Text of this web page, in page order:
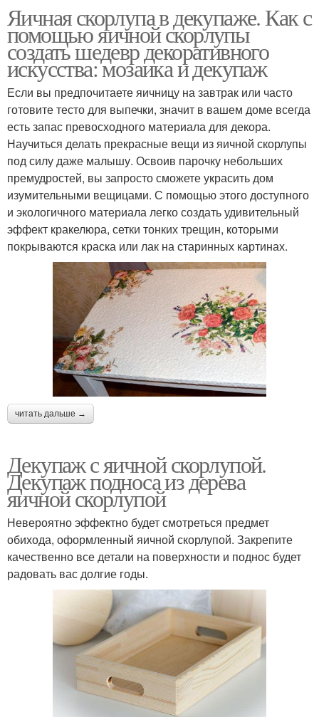
Яичная скорлупа в декупаже. Как с
помощью яичной скорлупы
создать шедевр декоративного
искусства: мозаика и декупаж
Если вы предпочитаете яичницу на завтрак или часто
готовите тесто для выпечки, значит в вашем доме всегда
есть запас превосходного материала для декора.
Научиться делать прекрасные вещи из яичной скорлупы
под силу даже малышу. Освоив парочку небольших
премудростей, вы запросто сможете украсить дом
изумительными вещицами. С помощью этого доступного
и экологичного материала легко создать удивительный
эффект кракелюра, сетки тонких трещин, которыми
покрываются краска или лак на старинных картинах.
читать дальше →
Декупаж с яичной скорлупой.
Декупаж подноса из дерева
яичной скорлупой
Невероятно эффектно будет смотреться предмет
обихода, оформленный яичной скорлупой. Закрепите
качественно все детали на поверхности и поднос будет
радовать вас долгие годы.